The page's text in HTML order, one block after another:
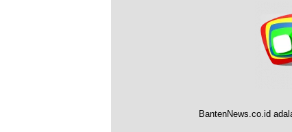
BantenNews.co.id